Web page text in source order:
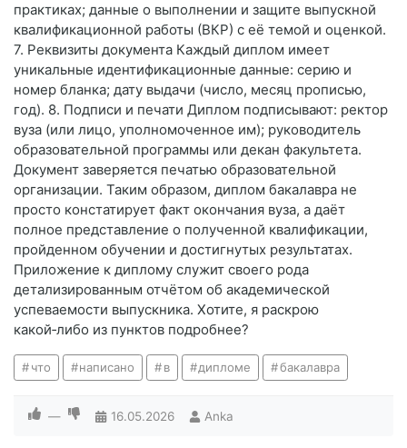
практиках; данные о выполнении и защите выпускной
квалификационной работы (ВКР) с её темой и оценкой.
7. Реквизиты документа Каждый диплом имеет
уникальные идентификационные данные: серию и
номер бланка; дату выдачи (число, месяц прописью,
год). 8. Подписи и печати Диплом подписывают: ректор
вуза (или лицо, уполномоченное им); руководитель
образовательной программы или декан факультета.
Документ заверяется печатью образовательной
организации. Таким образом, диплом бакалавра не
просто констатирует факт окончания вуза, а даёт
полное представление о полученной квалификации,
пройденном обучении и достигнутых результатах.
Приложение к диплому служит своего рода
детализированным отчётом об академической
успеваемости выпускника. Хотите, я раскрою
какой‑либо из пунктов подробнее?
что написано в дипломе бакалавра
— 16.05.2026 Anka